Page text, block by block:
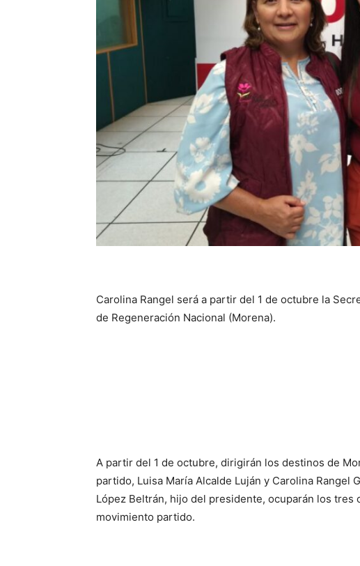
Carolina Rangel será a partir del 1 de octubre la
de Regeneración Nacional (Morena).
A partir del 1 de octubre, dirigirán los destinos de
partido, Luisa María Alcalde Luján y Carolina Rangel
López Beltrán, hijo del presidente, ocuparán los
movimiento partido.